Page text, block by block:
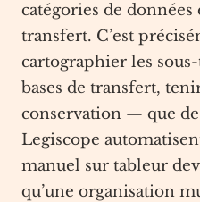
catégories de données
transfert. C’est
cartographier les
bases de transfert,
conservation — que
Legiscope
manuel sur tableur
qu’une organisation